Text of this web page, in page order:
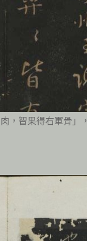
，智果得右軍骨」，